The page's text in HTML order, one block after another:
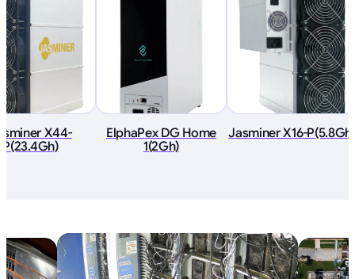
X44-
P(23.4Gh)
ElphaPex DG Home
1(2Gh)
Jasminer X16-P(5.8Gh)